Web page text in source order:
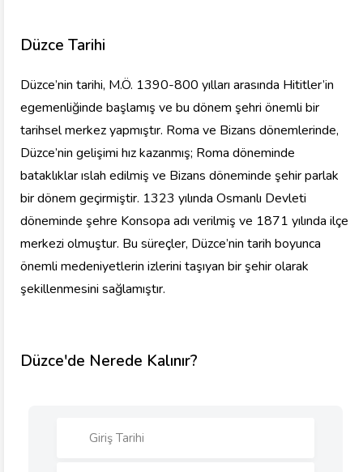
Düzce Tarihi
Düzce’nin tarihi, M.Ö. 1390-800 yılları arasında Hititler’in
egemenliğinde başlamış ve bu dönem şehri önemli bir
tarihsel merkez yapmıştır. Roma ve Bizans dönemlerinde,
Düzce’nin gelişimi hız kazanmış; Roma döneminde
bataklıklar ıslah edilmiş ve Bizans döneminde şehir parlak
bir dönem geçirmiştir. 1323 yılında Osmanlı Devleti
döneminde şehre Konsopa adı verilmiş ve 1871 yılında ilçe
merkezi olmuştur. Bu süreçler, Düzce’nin tarih boyunca
önemli medeniyetlerin izlerini taşıyan bir şehir olarak
şekillenmesini sağlamıştır.
Düzce'de Nerede Kalınır?